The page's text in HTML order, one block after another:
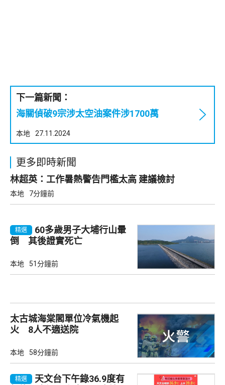
下一篇新聞：
海關偵破9宗涉太空油案件涉1700萬
本地 27.11.2024
更多即時新聞
林超英：工作暑熱警告門檻太高 建議檢討
本地 7分鐘前
精選
60多歲男子大埔行山暈
倒 其後證實死亡
本地 51分鐘前
太古城海棠閣單位冷氣機起
火 8人不適送院
本地 58分鐘前
精選
天文台下午錄36.9度有